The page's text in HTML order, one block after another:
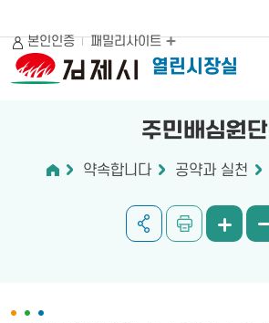
열린시장실
본인인증 패밀리사이트
주민배심원단
약속합니다 공약과 실천